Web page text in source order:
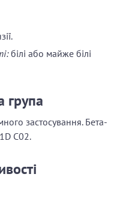
білі або майже білі
група
застосування. Бета-
С02.